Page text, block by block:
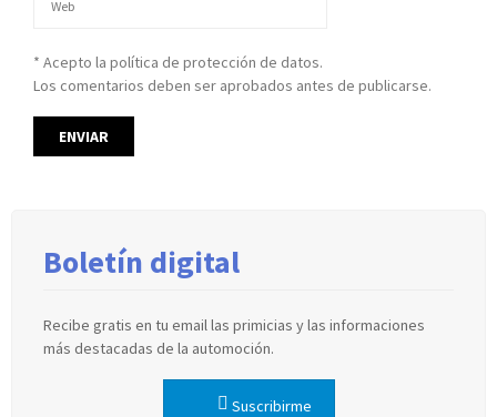
* Acepto la política de protección de datos.
Los comentarios deben ser aprobados antes de publicarse.
Boletín digital
Recibe gratis en tu email las primicias y las informaciones
más destacadas de la automoción.
Suscribirme